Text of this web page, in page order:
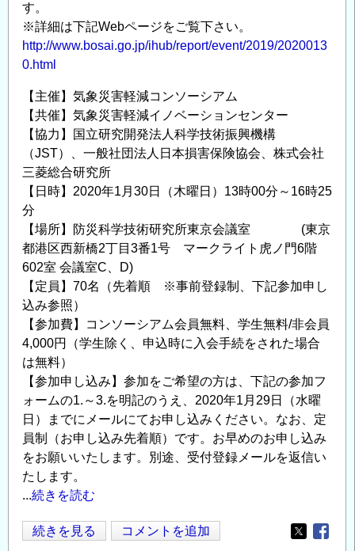
開
催
ご
案
内
の
す。
※詳細は下記Webページをご覧下さい。
http://www.bosai.go.jp/ihub/report/event/2019/2020013
0.html
【主催】気象災害軽減コンソーシアム
【共催】気象災害軽減イノベーションセンター
【協力】国立研究開発法人科学技術振興機構
（JST）、一般社団法人日本損害保険協会、株式会社
三菱総合研究所
【日時】2020年1月30日（木曜日）13時00分～16時25
分
【場所】防災科学技術研究所東京会議室 (東京
都港区西新橋2丁目3番1号 マークライト虎ノ門6階
602室 会議室C、D)
【定員】70名（先着順 ※事前登録制、下記参加申し
込み参照）
【参加費】コンソーシアム会員無料、学生無料/非会員
4,000円（学生除く、申込時に入会手続をされた場合
は無料）
【参加申し込み】参加をご希望の方は、下記の参加フ
ォームの1.～3.を明記のうえ、2020年1月29日（水曜
日）までにメールにてお申し込みください。なお、定
員制（お申し込み先着順）です。お早めのお申し込み
をお願いいたします。別途、受付登録メールを返信い
たします。
...続きを読む
第
続きを見る コメントを追加
Opens in